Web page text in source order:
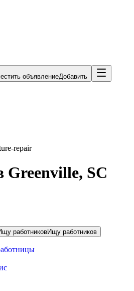
объявлениеДобавить
repair
Greenville, SC
работниковИщу работников